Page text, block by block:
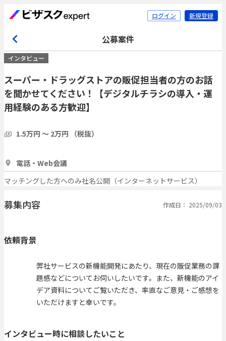
ログイン 新規登録
公募案件
インタビュー
スーパー・ドラッグストアの販促担当者の方のお話
を聞かせてください！【デジタルチラシの導入・運
用経験のある方歓迎】
1.5万円 〜 2万円 （税抜）
電話・Web会議
マッチングした方へのみ社名公開（インターネットサービス）
募集内容 作成日： 2025/09/03
依頼背景
弊社サービスの新機能開発にあたり、現在の販促業務の課
題感などについてお伺いしたいです。また、新機能のアイ
デア資料についてご覧いただき、率直なご意見・ご感想を
いただけますと幸いです。
インタビュー時に相談したいこと